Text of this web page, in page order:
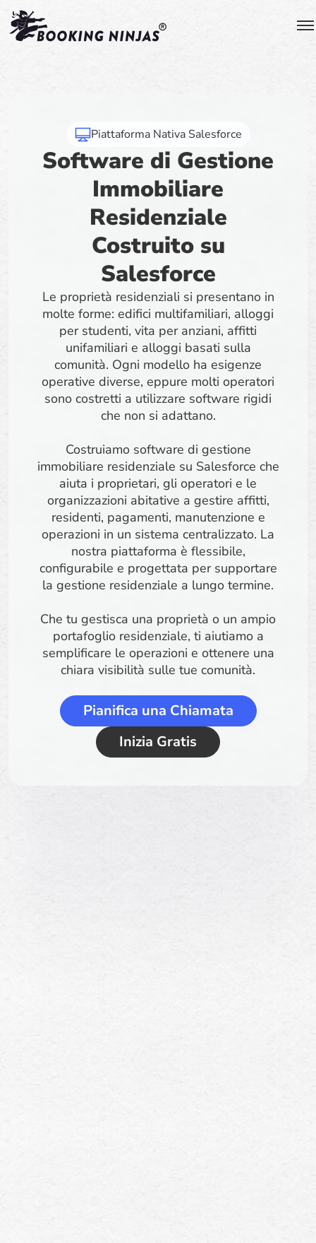
Piattaforma Nativa Salesforce
Software di Gestione
Immobiliare
Residenziale
Costruito su
Salesforce
Le proprietà residenziali si presentano in
molte forme: edifici multifamiliari, alloggi
per studenti, vita per anziani, affitti
unifamiliari e alloggi basati sulla
comunità. Ogni modello ha esigenze
operative diverse, eppure molti operatori
sono costretti a utilizzare software rigidi
che non si adattano.
Costruiamo software di gestione
immobiliare residenziale su Salesforce che
aiuta i proprietari, gli operatori e le
organizzazioni abitative a gestire affitti,
residenti, pagamenti, manutenzione e
operazioni in un sistema centralizzato. La
nostra piattaforma è flessibile,
configurabile e progettata per supportare
la gestione residenziale a lungo termine.
Che tu gestisca una proprietà o un ampio
portafoglio residenziale, ti aiutiamo a
semplificare le operazioni e ottenere una
chiara visibilità sulle tue comunità.
Pianifica una Chiamata
Inizia Gratis